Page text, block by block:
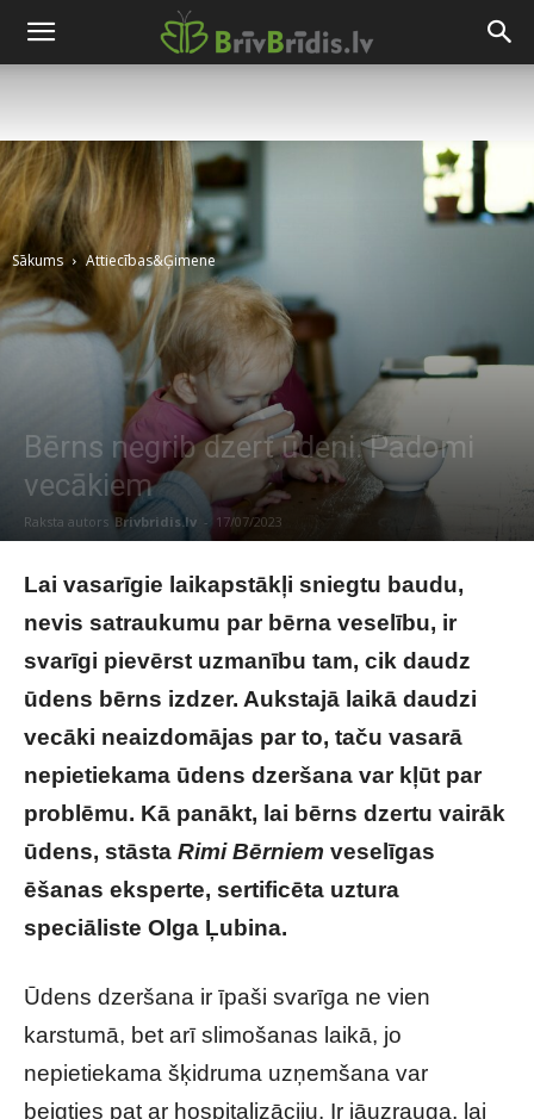
Sākums Attiecības&Ģimene
Bērns negrib dzert ūdeni. Padomi
vecākiem
Raksta autors Brivbridis.lv - 17/07/2023
Lai vasarīgie laikapstākļi sniegtu baudu,
nevis satraukumu par bērna veselību, ir
svarīgi pievērst uzmanību tam, cik daudz
ūdens bērns izdzer. Aukstajā laikā daudzi
vecāki neaizdomājas par to, taču vasarā
nepietiekama ūdens dzeršana var kļūt par
problēmu. Kā panākt, lai bērns dzertu vairāk
ūdens, stāsta Rimi Bērniem veselīgas
ēšanas eksperte, sertificēta uztura
speciāliste Olga Ļubina.
Ūdens dzeršana ir īpaši svarīga ne vien
karstumā, bet arī slimošanas laikā, jo
nepietiekama šķidruma uzņemšana var
beigties pat ar hospitalizāciju. Ir jāuzrauga, lai